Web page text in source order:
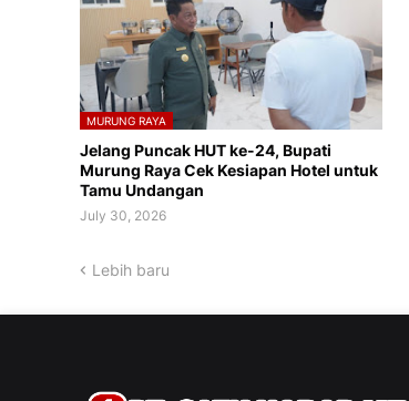
MURUNG RAYA
Jelang Puncak HUT ke-24, Bupati
Murung Raya Cek Kesiapan Hotel untuk
Tamu Undangan
July 30, 2026
Lebih baru